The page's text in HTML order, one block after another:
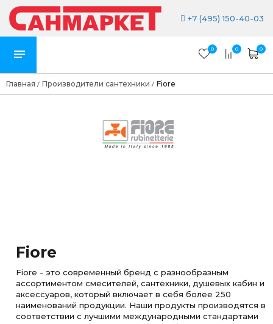
+7 (495) 150-40-03
0 0 0
Главная / Производители сантехники / Fiore
Fiore
Fiore - это современный бренд с разнообразным
ассортиментом смесителей, сантехники, душевых кабин и
аксессуаров, который включает в себя более 250
наименований продукции. Наши продукты производятся в
соответствии с лучшими международными стандартами